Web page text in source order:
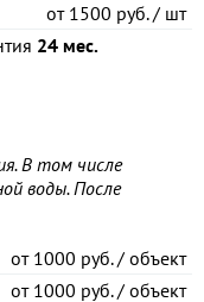
от1500 руб. / шт
24 мес.
В том числе
воды. После
от1000 руб. / объект
от1000 руб. / объект